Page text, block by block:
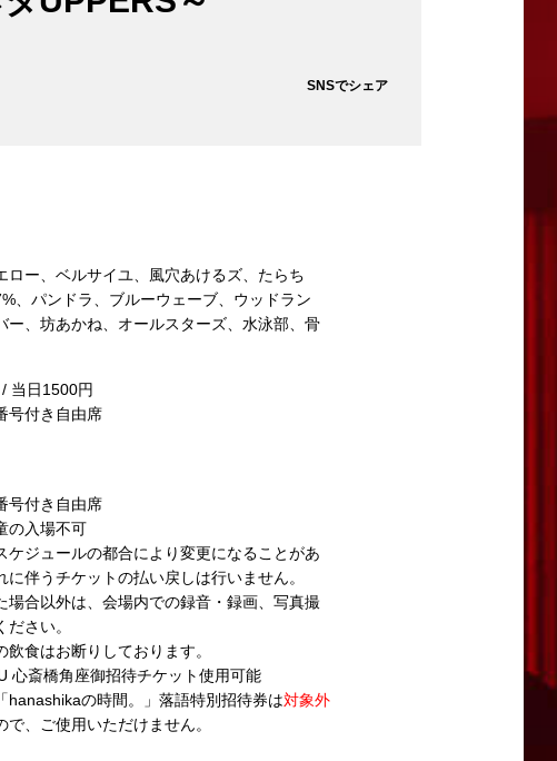
SNSでシェア
ロー、ベルサイユ、風穴あけるズ、たらち
、パンドラ、ブルーウェーブ、ウッドラン
ー、坊あかね、オールスターズ、水泳部、骨
当日1500円
号付き自由席
号付き自由席
の入場不可
ケジュールの都合により変更になることがあ
に伴うチケットの払い戻しは行いません。
場合以外は、会場内での録音・録画、写真撮
さい。
飲食はお断りしております。
心斎橋角座御招待チケット使用可能
の時間。」落語特別招待券は対象外
で、ご使用いただけません。